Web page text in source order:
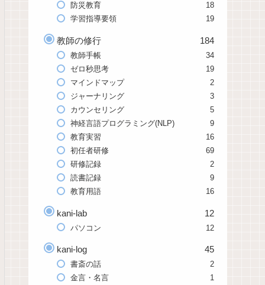
防災教育
18
学習指導要領
19
教師の修行 184
教師手帳
34
ゼロ秒思考
19
マインドマップ
2
ジャーナリング
3
カウンセリング
5
神経言語プログラミング(NLP)
9
教育実習
16
初任者研修
69
研修記録
2
読書記録
9
教育用語
16
kani-lab 12
パソコン 12
kani-log 45
書斎の話
2
金言・名言
1